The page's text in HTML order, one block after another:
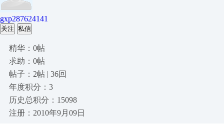
gxp287624141
关注 私信
精华：0帖
求助：0帖
帖子：2帖 | 36回
年度积分：3
历史总积分：15098
注册：2010年9月09日